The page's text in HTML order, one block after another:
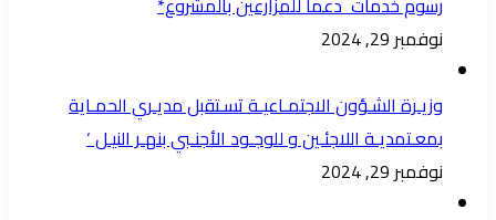
نوفمبر 29, 2024
وزيـرة الشـؤون الاجتمـاعيـة تسـتقبل مديـري الحمـاية
بمعـتمديـة اللاجئـين و للوجـود الأجنـبي بنهـر النيـل ‘
نوفمبر 29, 2024